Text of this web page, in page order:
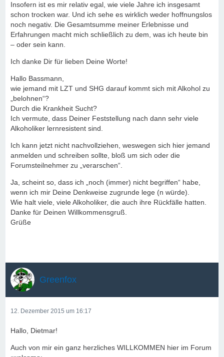
Insofern ist es mir relativ egal, wie viele Jahre ich insgesamt
schon trocken war. Und ich sehe es wirklich weder hoffnungslos
noch negativ. Die Gesamtsumme meiner Erlebnisse und
Erfahrungen macht mich schließlich zu dem, was ich heute bin
– oder sein kann.
Ich danke Dir für lieben Deine Worte!
Hallo Bassmann,
wie jemand mit LZT und SHG darauf kommt sich mit Alkohol zu
„belohnen“?
Durch die Krankheit Sucht?
Ich vermute, dass Deiner Feststellung nach dann sehr viele
Alkoholiker lernresistent sind.
Ich kann jetzt nicht nachvollziehen, weswegen sich hier jemand
anmelden und schreiben sollte, bloß um sich oder die
Forumsteilnehmer zu „verarschen“.
Ja, scheint so, dass ich „noch (immer) nicht begriffen“ habe,
wenn ich mir Deine Denkweise zugrunde lege (n würde).
Wie halt viele, viele Alkoholiker, die auch ihre Rückfälle hatten.
Danke für Deinen Willkommensgruß.
Grüße
Greenfox
12. Dezember 2015 um 16:17
Hallo, Dietmar!
Auch von mir ein ganz herzliches WILLKOMMEN hier im Forum